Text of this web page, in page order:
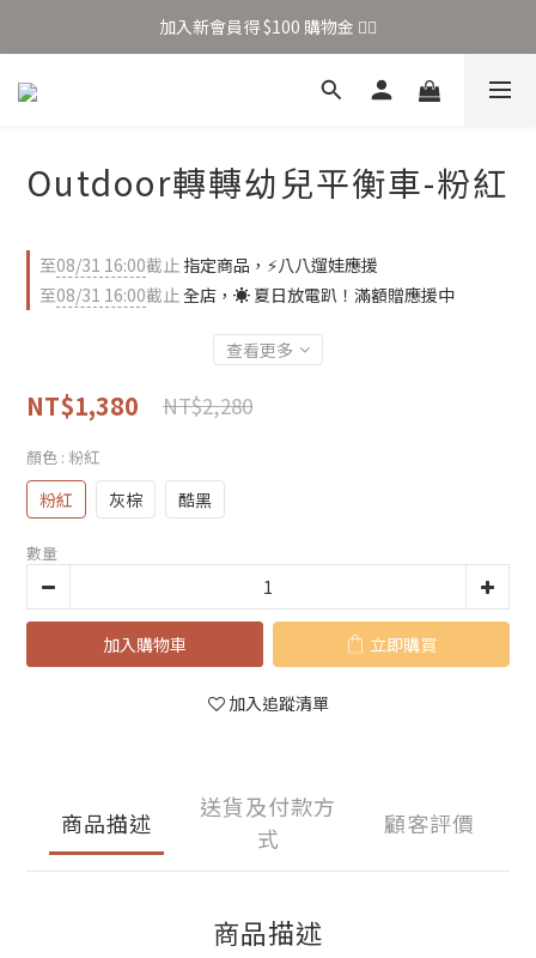
加入新會員得 $100 購物金 👉🏻
加入新會員得 $100 購物金 👉🏻
全站滿 $699 享免運
Outdoor轉轉幼兒平衡車-粉紅
至08/31 16:00截止 指定商品，⚡八八遛娃應援
至08/31 16:00截止全店，☀️ 夏日放電趴！滿額贈應援中
查看更多
NT$1,380 NT$2,280
顏色 : 粉紅
粉紅 灰棕 酷黑
數量
加入購物車 立即購買
加入追蹤清單
商品描述
送貨及付款方
式
顧客評價
商品描述